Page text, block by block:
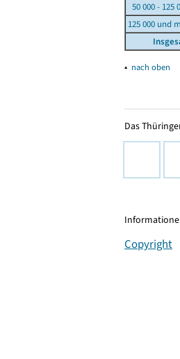
50 000 - 125
125 000 und
▴ nach oben
Das
Copyright